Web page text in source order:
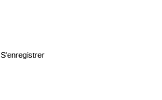
S'enregistrer